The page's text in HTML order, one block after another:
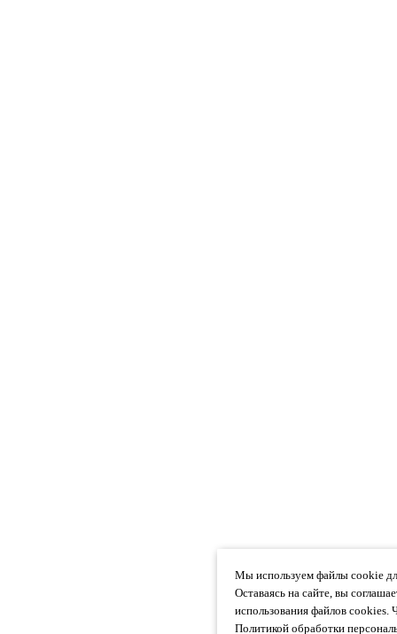
Мы используем файлы cookie
Оставаясь на сайте, вы
использования файлов cookies.
Политикой обработки